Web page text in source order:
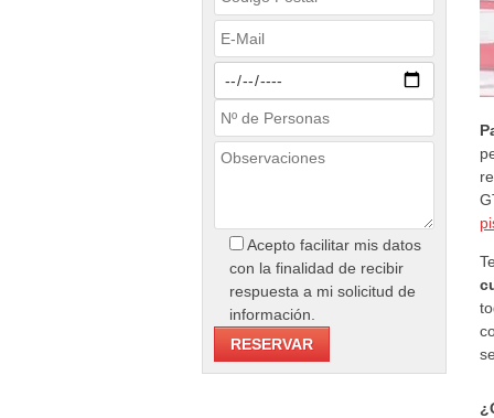
Acepto facilitar mis datos
con la finalidad de recibir
respuesta a mi solicitud de
información.